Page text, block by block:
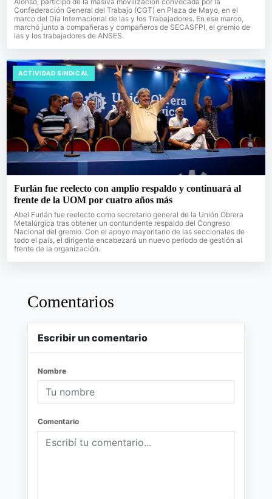
Confederación General del Trabajo (CGT) en Plaza de Mayo, en el
marco del Día Internacional de las y los Trabajadores. En ese marco,
marchó junto a compañeras y compañeros de SECASFPI, el gremio de
las y los trabajadores de ANSES.
ACTIVIDAD SINDICAL
Furlán fue reelecto con amplio respaldo y continuará al
frente de la UOM por cuatro años más
Abel Furlán fue reelecto como secretario general de la Unión Obrera
Metalúrgica tras obtener un contundente respaldo del Congreso
Nacional del gremio. Con el apoyo mayoritario de las seccionales de
todo el país, el dirigente encabezará un nuevo período de gestión al
frente de la organización.
Comentarios
Escribir un comentario
Nombre
Comentario